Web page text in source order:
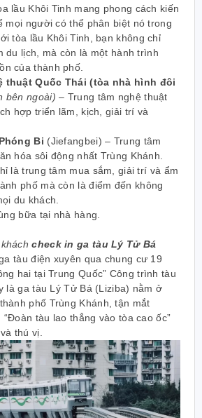
lầu Khôi Tinh mang phong cách kiến
mọi người có thể phân biệt nó trong
tòa lầu Khôi Tinh, bạn không chỉ
du lịch, mà còn là một hành trình
của thành phố.
thuật Quốc Thái (tòa nhà hình đôi
bên ngoài) – Trung tâm nghệ thuật
hợp triển lãm, kịch, giải trí và
Bi (Jiefangbei) – Trung tâm
hóa sôi động nhất Trùng Khánh.
là trung tâm mua sắm, giải trí và ẩm
phố mà còn là điểm đến không
du khách.
bữa tại nhà hàng.
kháchcheck in ga tàu Lý Tử Bá
tàu điện xuyên qua chung cư 19
hai tại Trung Quốc” Công trình tàu
là ga tàu Lý Tử Bá (Liziba) nằm ở
phố Trùng Khánh, tận mắt
tàu lao thẳng vào tòa cao ốc”
thú vị.